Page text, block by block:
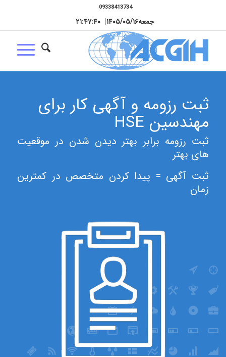
09338413734
جمعه۱۴۰۵/۰۵/۱۶| ۲۱:۴۷:۴۰
ثبت رزومه و آگهی کار برای
مهندسین HSE
ثبت رزومه برابر بهتر دیدن شدن در موقعیت
های بهتر
ثبت آگهی = پیدا کردن متخصص در کمترین
زمان